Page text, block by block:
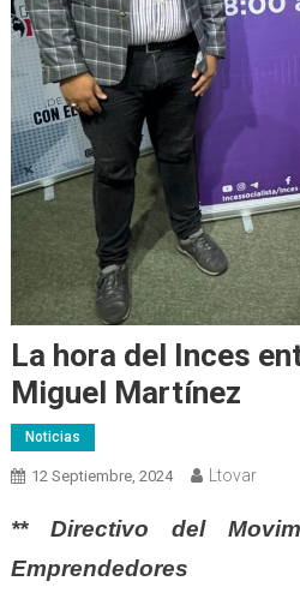
La hora del Inces
Miguel Martínez
Noticias
12 Septiembre, 2024 Ltovar
** Directivo del
Emprendedores